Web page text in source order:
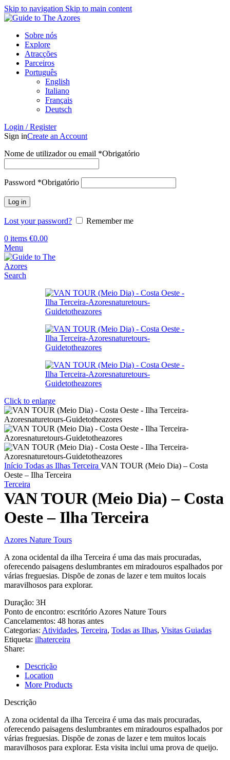
Skip to navigation Skip to main content
Sobre nós
Explore
Atracções
Parceiros
Português
English
Italiano
Français
Deutsch
Login / Register
Sign inCreate an Account
Nome de utilizador ou email *Obrigatório
Password *Obrigatório
Log in
Lost your password?
Remember me
0 items €0.00
Menu
Search
Click to enlarge
Início Todas as Ilhas Terceira VAN TOUR (Meio Dia) – Costa
Oeste – Ilha Terceira
Terceira
VAN TOUR (Meio Dia) – Costa
Oeste – Ilha Terceira
Azores Nature Tours
A zona ocidental da ilha Terceira é uma das mais procuradas,
oferecendo paisagens deslumbrantes em miradouros espalhados por
várias freguesias. Dispõe de zonas de lazer e tem muitos locais
maravilhosos para explorar.
Duração: 3H
Ponto de encontro: escritório Azores Nature Tours
Cancelamentos: 48 horas antes
Categorias: Atividades, Terceira, Todas as Ilhas, Visitas Guiadas
Etiqueta: ilhaterceira
Share:
Descrição
Location
More Products
Descrição
A zona ocidental da ilha Terceira é uma das mais procuradas,
oferecendo paisagens deslumbrantes em miradouros espalhados por
várias freguesias. Dispõe de zonas de lazer e tem muitos locais
maravilhosos para explorar. Esta visita inclui uma prova de queijo.